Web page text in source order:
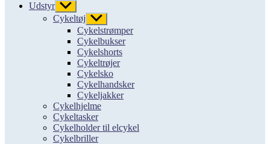
Udstyr Vis
undermenu
Cykeltøj Vis
undermenu
Cykelstrømper
Cykelbukser
Cykelshorts
Cykeltrøjer
Cykelsko
Cykelhandsker
Cykeljakker
Cykelhjelme
Cykeltasker
Cykelholder til elcykel
Cykelbriller